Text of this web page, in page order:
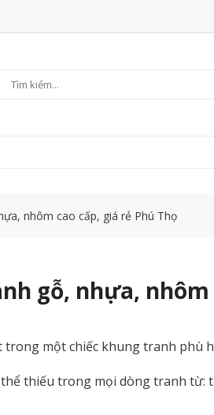
nhôm cao cấp, giá rẻ Phú Thọ
gỗ, nhựa, nhôm
một chiếc khung tranh phù
thiếu trong mọi dòng tranh từ: